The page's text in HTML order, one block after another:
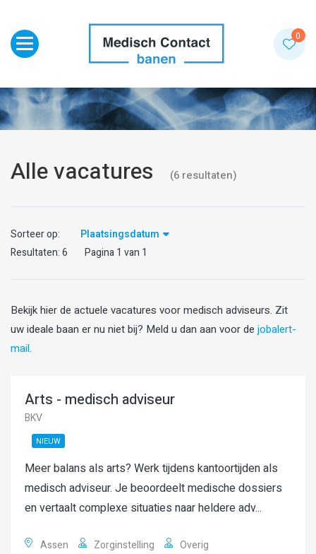
Toggle navigation 0
Alle vacatures (6 resultaten)
Sorteer op:
Plaatsingsdatum
Resultaten:6 Pagina1 van 1
Bekijk hier de actuele vacatures voor medisch adviseurs. Zit
uw ideale baan er nu niet bij? Meld u dan aan voor de jobalert-
mail.
Arts - medisch adviseur
BKV
NIEUW
Meer balans als arts? Werk tijdens kantoortijden als
medisch adviseur. Je beoordeelt medische dossiers
en vertaalt complexe situaties naar heldere adv...
Assen Zorginstelling
Overig